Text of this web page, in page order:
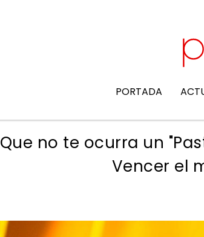
PORTADA
Que no te ocurra un
Vencer el